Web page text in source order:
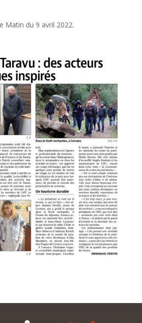
Matin du 9 avril 2022.